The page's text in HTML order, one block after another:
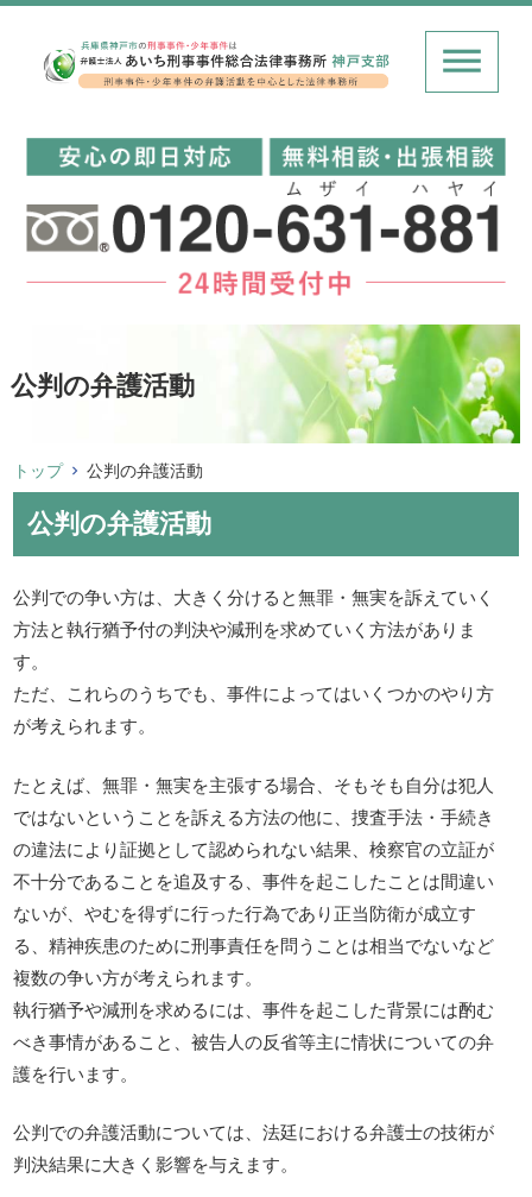
公判の弁護活動
トップ 公判の弁護活動
公判の弁護活動
公判での争い方は、大きく分けると無罪・無実を訴えていく
方法と執行猶予付の判決や減刑を求めていく方法がありま
す。
ただ、これらのうちでも、事件によってはいくつかのやり方
が考えられます。
たとえば、無罪・無実を主張する場合、そもそも自分は犯人
ではないということを訴える方法の他に、捜査手法・手続き
の違法により証拠として認められない結果、検察官の立証が
不十分であることを追及する、事件を起こしたことは間違い
ないが、やむを得ずに行った行為であり正当防衛が成立す
る、精神疾患のために刑事責任を問うことは相当でないなど
複数の争い方が考えられます。
執行猶予や減刑を求めるには、事件を起こした背景には酌む
べき事情があること、被告人の反省等主に情状についての弁
護を行います。
公判での弁護活動については、法廷における弁護士の技術が
判決結果に大きく影響を与えます。